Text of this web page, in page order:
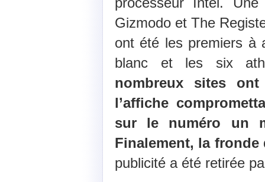
Gizmodo et The
ont été les premiers à
blanc et les six
nombreux sites
l’affiche
sur le numéro un
Finalement, la fronde
publicité a été retirée